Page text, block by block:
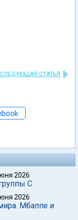
СЛЕДУЮЩАЯ СТАТЬЯ
2026
С
2026
Мбаппе и